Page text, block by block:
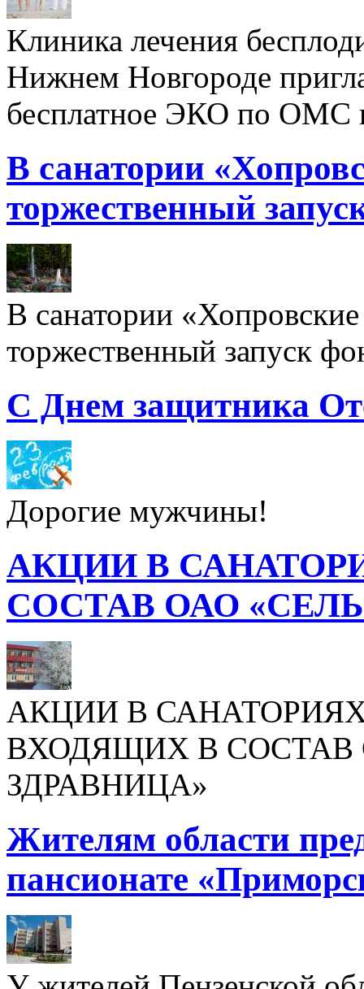
Клиника лечения
Нижнем Новгороде
бесплатное ЭКО по ОМС
В санатории
торжественный
В санатории «Хопровские
торжественный запуск
С Днем защитника
Дорогие мужчины!
АКЦИИ В
СОСТАВ ОАО
АКЦИИ В
ВХОДЯЩИХ В СОСТАВ
ЗДРАВНИЦА»
Жителям области
пансионате